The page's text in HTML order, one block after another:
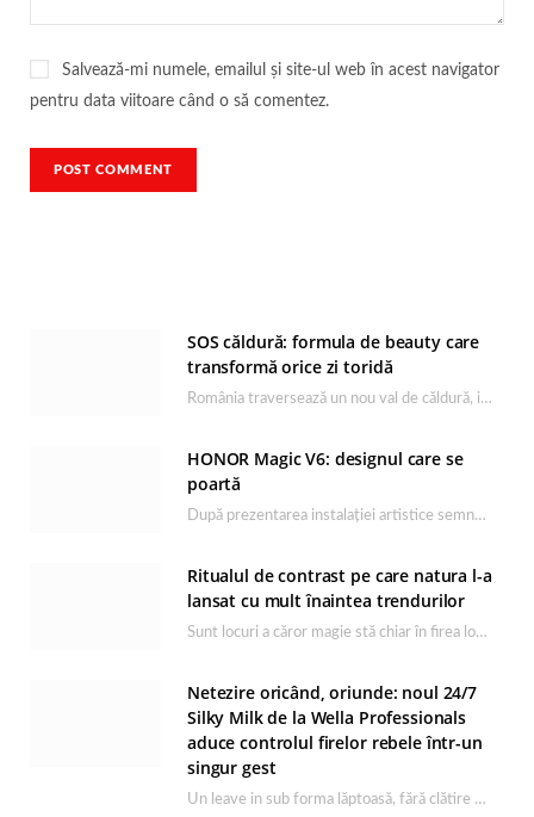
Salvează-mi numele, emailul și site-ul web în acest navigator
pentru data viitoare când o să comentez.
SOS căldură: formula de beauty care
transformă orice zi toridă
România traversează un nou val de căldură, iar rutina de îngrijire capătă un rol esențial…
HONOR Magic V6: designul care se
poartă
După prezentarea instalației artistice semnată de Catrinel Săbăciag în cadrul evenimentului de lansare HONOR Magic…
Ritualul de contrast pe care natura l-a
lansat cu mult înaintea trendurilor
Sunt locuri a căror magie stă chiar în firea lor naturală, iar Lacul Ursu din…
Netezire oricând, oriunde: noul 24/7
Silky Milk de la Wella Professionals
aduce controlul firelor rebele într-un
singur gest
Un leave in sub forma lăptoasă, fără clătire care completează rutina Ultimate Smooth și transformă…